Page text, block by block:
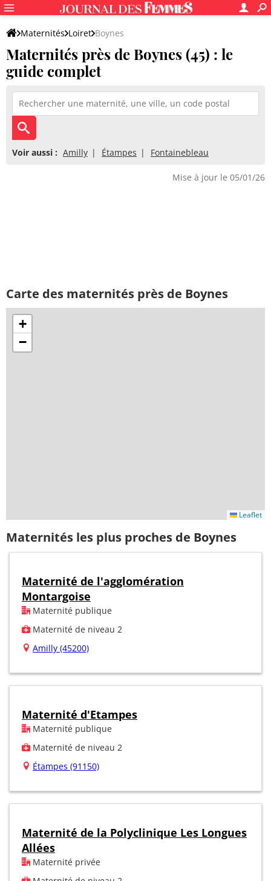
Maternités Loiret Boynes
Maternités près de Boynes (45) : le
guide complet
Voir aussi : Amilly Étampes Fontainebleau
Mise à jour le 05/01/26
Carte des maternités près de Boynes
+
−
Leaflet
Maternités les plus proches de Boynes
Maternité de l'agglomération
Montargoise
Maternité publique
Maternité de niveau 2
Amilly (45200)
Maternité d'Etampes
Maternité publique
Maternité de niveau 2
Étampes (91150)
Maternité de la Polyclinique Les Longues
Allées
Maternité privée